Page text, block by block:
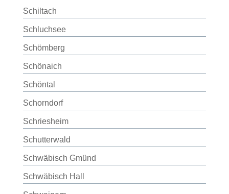
Schiltach
Schluchsee
Schömberg
Schönaich
Schöntal
Schorndorf
Schriesheim
Schutterwald
Schwäbisch Gmünd
Schwäbisch Hall